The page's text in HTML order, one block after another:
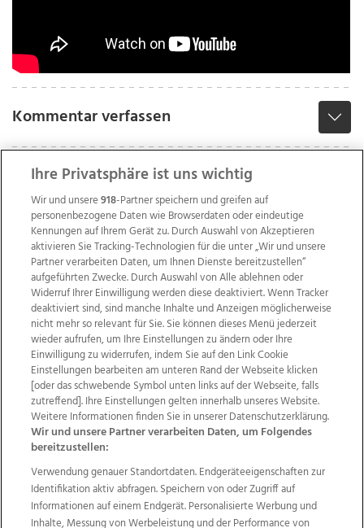
Kommentar verfassen
Wir über uns Mediadaten Kontakt
Jobs
Datenschutz
Impressum
AGB Anzeigekunden
AGB Website
Ehrenkodex Politische Werbung
Weitere Angebote des Medienhauses Wimmer
TV1 di-mog-i.at OÖNow
Ischler Woche
Life Radio
OÖNachrichten
OÖN Immobilien
Ihre Privatsphäre ist uns wichtig
Wir und unsere918-Partner speichern und greifen auf
personenbezogene Daten wie Browserdaten oder eindeutige
Kennungen auf Ihrem Gerät zu. Durch Auswahl von Akzeptieren
aktivieren Sie Tracking-Technologien für die unter „Wir und unsere
Partner verarbeiten Daten, um Ihnen Dienste bereitzustellen“
aufgeführten Zwecke. Durch Auswahl von Alle ablehnen oder
Widerruf Ihrer Einwilligung werden diese deaktiviert. Wenn Tracker
deaktiviert sind, sind manche Inhalte und Anzeigen möglicherweise
nicht mehr so relevant für Sie. Sie können dieses Menü jederzeit
wieder aufrufen, um Ihre Einstellungen zu ändern oder Ihre
Einwilligung zu widerrufen, indem Sie auf den Link Cookie
Einstellungen bearbeiten am unteren Rand der Webseite klicken
[oder das schwebende Symbol unten links auf der Webseite, falls
zutreffend]. Ihre Einstellungen gelten innerhalb unseres Website.
Weitere Informationen finden Sie in unserer Datenschutzerklärung.
Wir und unsere Partner verarbeiten Daten, um Folgendes
bereitzustellen:
Verwendung genauer Standortdaten. Endgeräteeigenschaften zur
Identifikation aktiv abfragen. Speichern von oder Zugriff auf
Informationen auf einem Endgerät. Personalisierte Werbung und
Inhalte, Messung von Werbeleistung und der Performance von